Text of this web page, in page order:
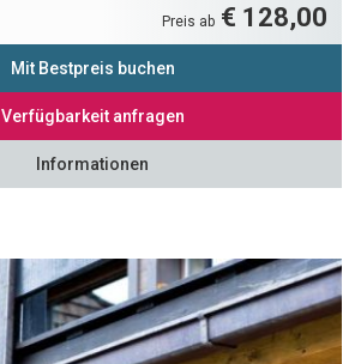
Preis ab € 128,00
Mit Bestpreis buchen
Verfügbarkeit anfragen
Informationen